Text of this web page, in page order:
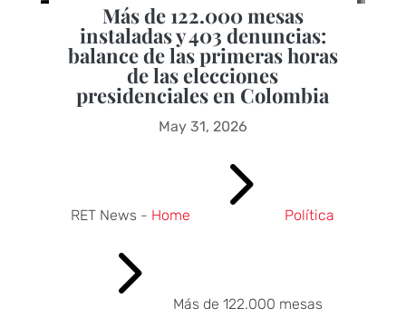
Más de 122.000 mesas
instaladas y 403 denuncias:
balance de las primeras horas
de las elecciones
presidenciales en Colombia
May 31, 2026
RET News - Home 5 Política
5
Más de 122.000 mesas